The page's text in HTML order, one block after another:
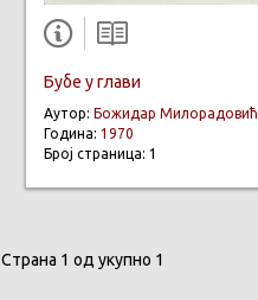
Бубе у глави
Аутор: Божидар Милорадовић
Година: 1970
Број страница: 1
Страна 1 од укупно 1